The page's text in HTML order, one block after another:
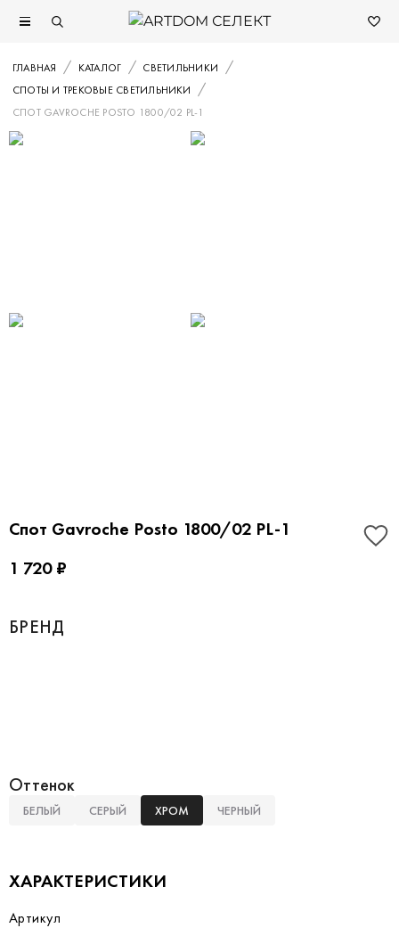
ГЛАВНАЯ КАТАЛОГ
СВЕТИЛЬНИКИ
СПОТЫ И ТРЕКОВЫЕ СВЕТИЛЬНИКИ
СПОТ GAVROCHE POSTO 1800/02 PL-1
Спот Gavroche Posto 1800/02 PL-1
1 720 ₽
БРЕНД
Оттенок
БЕЛЫЙ СЕРЫЙ ХРОМ ЧЕРНЫЙ
ХАРАКТЕРИСТИКИ
Артикул